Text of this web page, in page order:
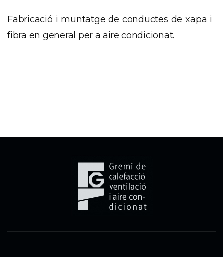
Fabricació i muntatge de conductes de xapa i
fibra en general per a aire condicionat.